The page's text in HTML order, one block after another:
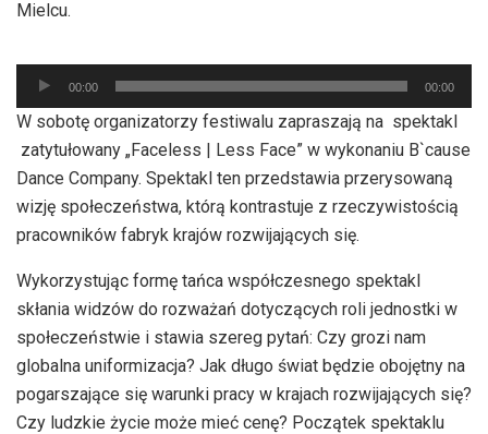
Mielcu.
Odtwarzacz
plików
dźwiękowych
00:00 00:00
W sobotę organizatorzy festiwalu zapraszają na spektakl
zatytułowany „Faceless | Less Face” w wykonaniu B`cause
Dance Company. Spektakl ten przedstawia przerysowaną
wizję społeczeństwa, którą kontrastuje z rzeczywistością
pracowników fabryk krajów rozwijających się.
Wykorzystując formę tańca współczesnego spektakl
skłania widzów do rozważań dotyczących roli jednostki w
społeczeństwie i stawia szereg pytań: Czy grozi nam
globalna uniformizacja? Jak długo świat będzie obojętny na
pogarszające się warunki pracy w krajach rozwijających się?
Czy ludzkie życie może mieć cenę? Początek spektaklu